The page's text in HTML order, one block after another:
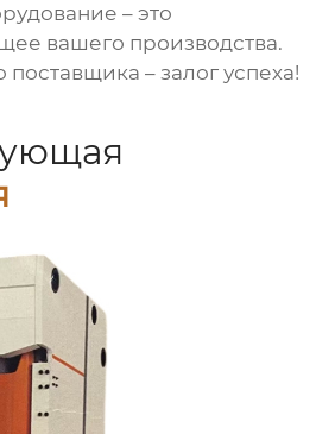
– это
вашего производства.
– залог успеха!